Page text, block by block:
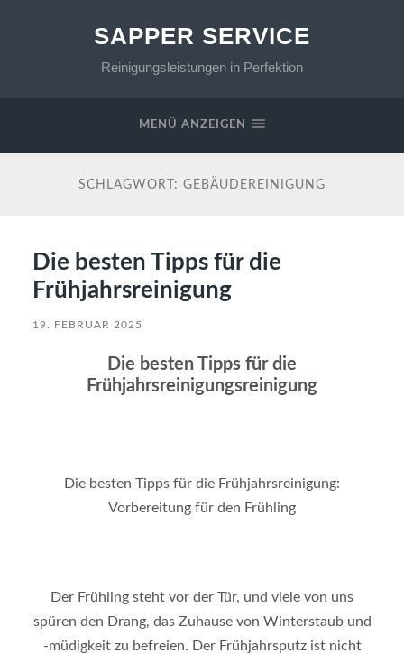
SAPPER SERVICE
Reinigungsleistungen in Perfektion
MENÜ ANZEIGEN
SCHLAGWORT: GEBÄUDEREINIGUNG
Die besten Tipps für die
Frühjahrsreinigung
19. FEBRUAR 2025
Die besten Tipps für die
Frühjahrsreinigungsreinigung
Die besten Tipps für die Frühjahrsreinigung:
Vorbereitung für den Frühling
Der Frühling steht vor der Tür, und viele von uns
spüren den Drang, das Zuhause von Winterstaub und
-müdigkeit zu befreien. Der Frühjahrsputz ist nicht